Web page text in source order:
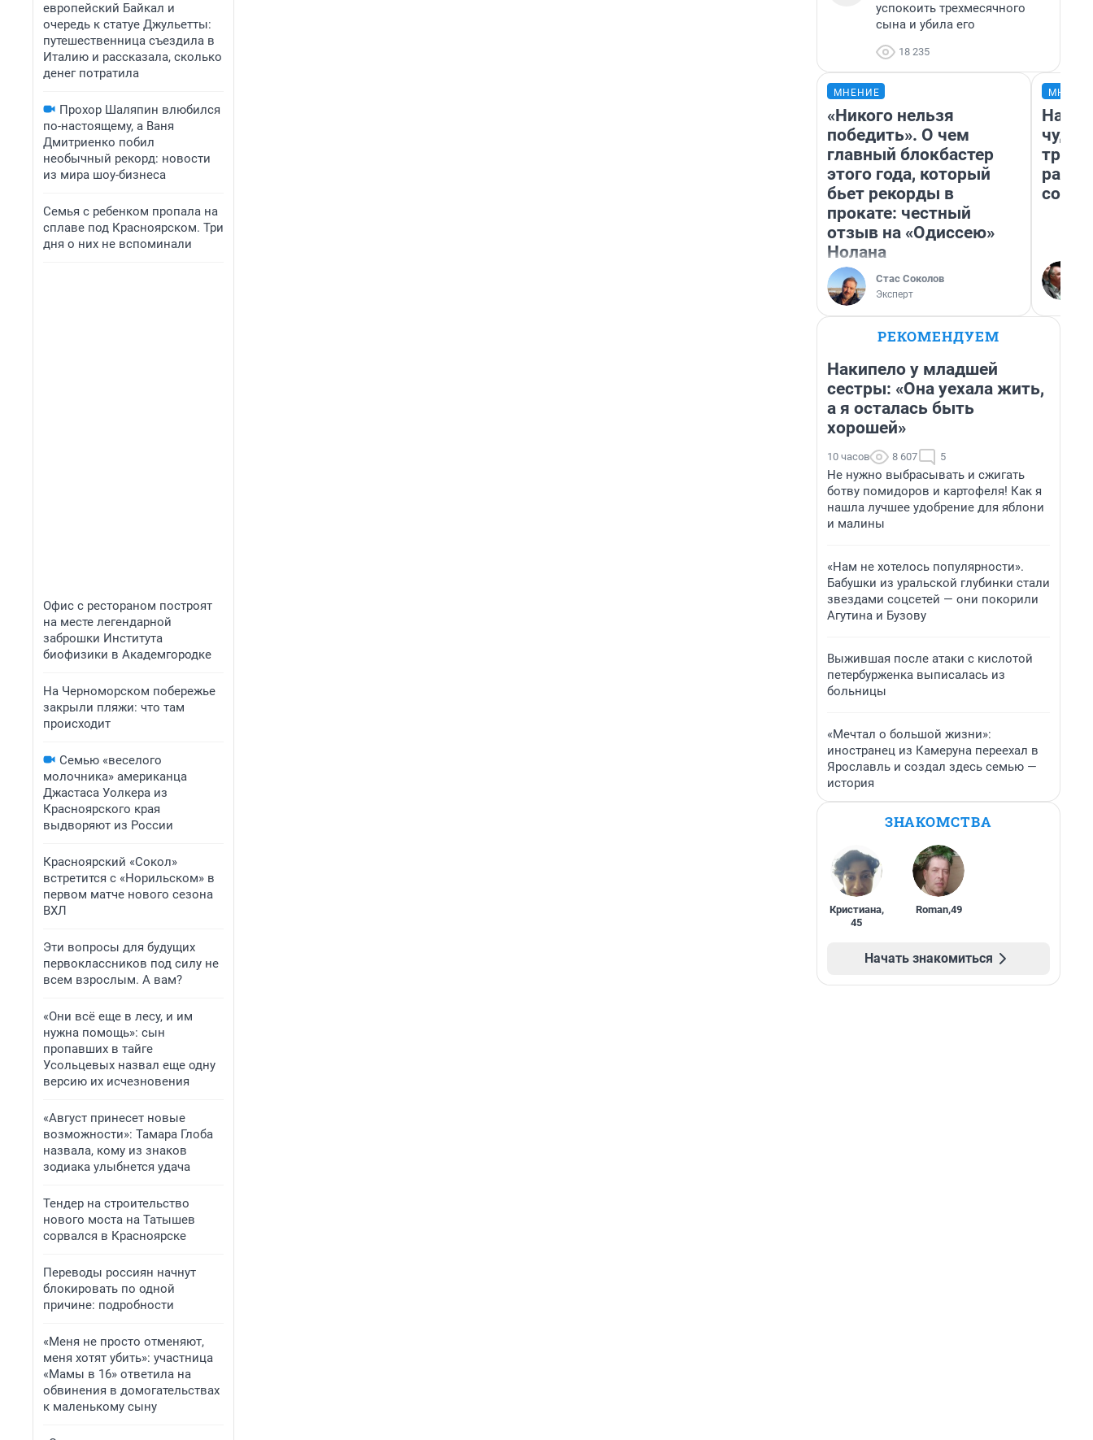
европейский Байкал и
очередь к статуе Джульетты:
путешественница съездила в
Италию и рассказала, сколько
денег потратила
Прохор Шаляпин влюбился
по-настоящему, а Ваня
Дмитриенко побил
необычный рекорд: новости
из мира шоу-бизнеса
Семья с ребенком пропала на
сплаве под Красноярском. Три
дня о них не вспоминали
Офис с рестораном построят
на месте легендарной
заброшки Института
биофизики в Академгородке
На Черноморском побережье
закрыли пляжи: что там
происходит
Семью «веселого
молочника» американца
Джастаса Уолкера из
Красноярского края
выдворяют из России
Красноярский «Сокол»
встретится с «Норильском» в
первом матче нового сезона
ВХЛ
Эти вопросы для будущих
первоклассников под силу не
всем взрослым. А вам?
«Они всё еще в лесу, и им
нужна помощь»: сын
пропавших в тайге
Усольцевых назвал еще одну
версию их исчезновения
«Август принесет новые
возможности»: Тамара Глоба
назвала, кому из знаков
зодиака улыбнется удача
Тендер на строительство
нового моста на Татышев
сорвался в Красноярске
Переводы россиян начнут
блокировать по одной
причине: подробности
«Меня не просто отменяют,
меня хотят убить»: участница
«Мамы в 16» ответила на
обвинения в домогательствах
к маленькому сыну
успокоить трехмесячного
сына и убила его
18 235
МНЕНИЕ
«Никого нельзя
победить». О чем
главный блокбастер
этого года, который
бьет рекорды в
прокате: честный
отзыв на «Одиссею»
Нолана
Стас Соколов
Эксперт
РЕКОМЕНДУЕМ
Накипело у младшей
сестры: «Она уехала жить,
а я осталась быть
хорошей»
10 часов 8 607 5
Не нужно выбрасывать и сжигать
ботву помидоров и картофеля! Как я
нашла лучшее удобрение для яблони
и малины
«Нам не хотелось популярности».
Бабушки из уральской глубинки стали
звездами соцсетей — они покорили
Агутина и Бузову
Выжившая после атаки с кислотой
петербурженка выписалась из
больницы
«Мечтал о большой жизни»:
иностранец из Камеруна переехал в
Ярославль и создал здесь семью —
история
ЗНАКОМСТВА
Кристиана,
45
Roman,49
Начать знакомиться